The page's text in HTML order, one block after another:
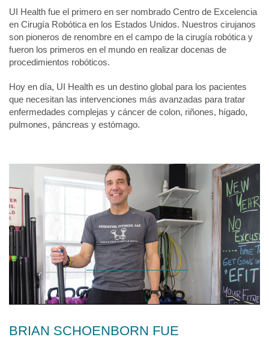
UI Health fue el primero en ser nombrado Centro de Excelencia
en Cirugía Robótica en los Estados Unidos. Nuestros cirujanos
son pioneros de renombre en el campo de la cirugía robótica y
fueron los primeros en el mundo en realizar docenas de
procedimientos robóticos.
Hoy en día, UI Health es un destino global para los pacientes
que necesitan las intervenciones más avanzadas para tratar
enfermedades complejas y cáncer de colon, riñones, hígado,
pulmones, páncreas y estómago.
BRIAN SCHOENBORN FUE